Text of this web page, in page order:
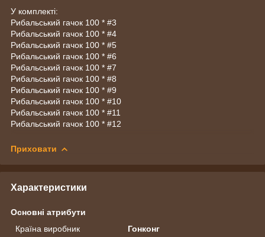
У комплекті:
Рибальський гачок 100 * #3
Рибальський гачок 100 * #4
Рибальський гачок 100 * #5
Рибальський гачок 100 * #6
Рибальський гачок 100 * #7
Рибальський гачок 100 * #8
Рибальський гачок 100 * #9
Рибальський гачок 100 * #10
Рибальський гачок 100 * #11
Рибальський гачок 100 * #12
Приховати
Характеристики
Основні атрибути
Країна виробник
Гонконг